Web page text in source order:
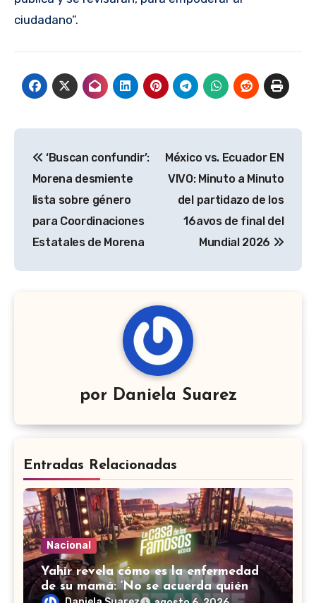
ciudadano”.
de
entradas
‘Buscan confundir’:
Morena desmiente
lista sobre género
para Coordinaciones
Estatales de Morena
México vs. Ecuador EN
VIVO: Minuto a Minuto
del partidazo de los
16avos de final del
Mundial 2026
por Daniela Suarez
Entradas Relacionadas
Nacional
Yahir revela cómo es la enfermedad
de su mamá: ‘No se acuerda quién